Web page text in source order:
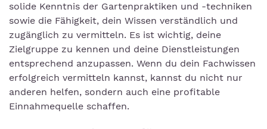
solide Kenntnis der Gartenpraktiken und -techniken
sowie die Fähigkeit, dein Wissen verständlich und
zugänglich zu vermitteln. Es ist wichtig, deine
Zielgruppe zu kennen und deine Dienstleistungen
entsprechend anzupassen. Wenn du dein Fachwissen
erfolgreich vermitteln kannst, kannst du nicht nur
anderen helfen, sondern auch eine profitable
Einnahmequelle schaffen.